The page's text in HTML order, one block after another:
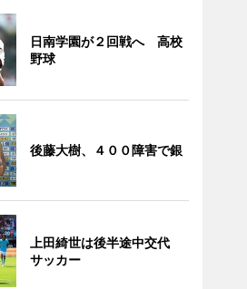
日南学園が２回戦へ 高校
野球
後藤大樹、４００障害で銀
上田綺世は後半途中交代
サッカー